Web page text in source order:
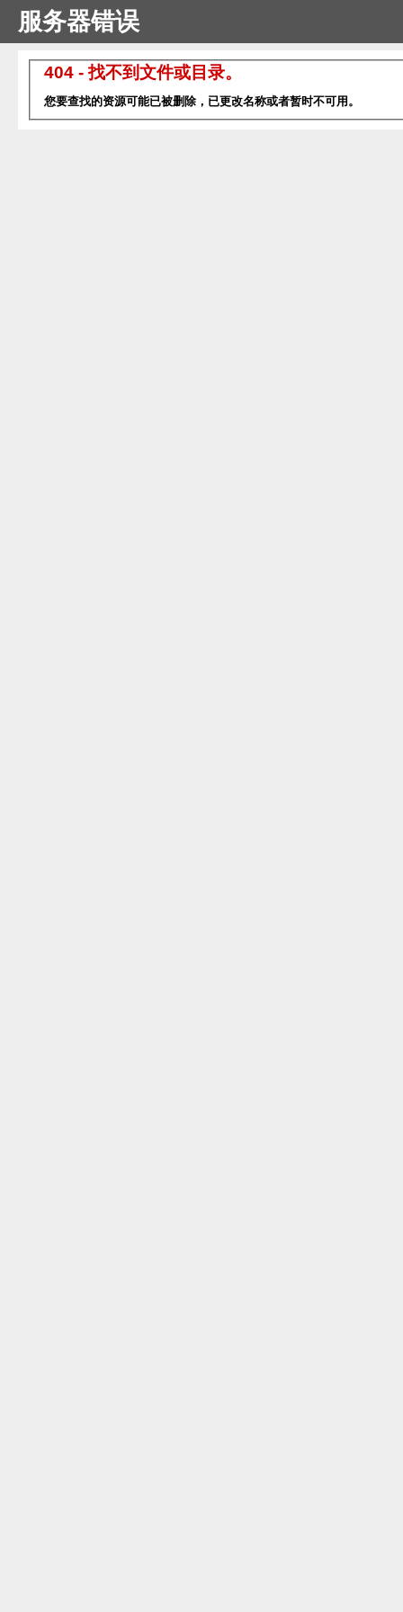
服务器错误
404 - 找不到文件或目录。
您要查找的资源可能已被删除，已更改名称或者暂时不可用。